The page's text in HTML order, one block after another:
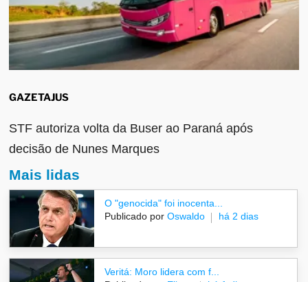
GAZETAJUS
STF autoriza volta da Buser ao Paraná após
decisão de Nunes Marques
Mais lidas
O "genocida" foi inocenta...
Publicado por Oswaldo há 2 dias
Veritá: Moro lidera com f...